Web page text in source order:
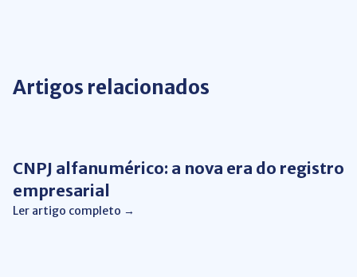
Artigos relacionados
CNPJ alfanumérico: a nova era do registro
empresarial
Ler artigo completo →